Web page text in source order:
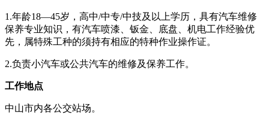
1.年龄18—45岁，高中/中专/中技及以上学历，具有汽车维修
保养专业知识，有汽车喷漆、钣金、底盘、机电工作经验优
先，属特殊工种的须持有相应的特种作业操作证。
2.负责小汽车或公共汽车的维修及保养工作。
工作地点
中山市内各公交站场。